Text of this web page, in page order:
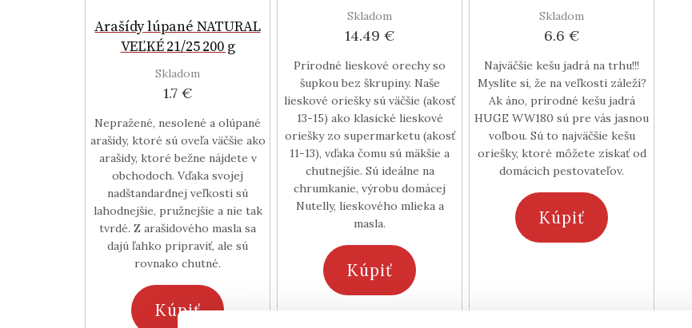
Arašídy lúpané NATURAL
VEĽKÉ 21/25 200 g
Skladom
1.7 €
Nepražené, nesolené a olúpané
arašidy, ktoré sú oveľa väčšie ako
arašidy, ktoré bežne nájdete v
obchodoch. Vďaka svojej
nadštandardnej veľkosti sú
lahodnejšie, pružnejšie a nie tak
tvrdé. Z arašidového masla sa
dajú ľahko pripraviť, ale sú
rovnako chutné.
Kúpiť
Skladom
14.49 €
Prírodné lieskové orechy so
šupkou bez škrupiny. Naše
lieskové oriešky sú väčšie (akosť
13-15) ako klasické lieskové
oriešky zo supermarketu (akosť
11-13), vďaka čomu sú mäkšie a
chutnejšie. Sú ideálne na
chrumkanie, výrobu domácej
Nutelly, lieskového mlieka a
masla.
Kúpiť
Skladom
6.6 €
Najväčšie kešu jadrá na trhu!!!
Myslíte si, že na veľkosti záleží?
Ak áno, prírodné kešu jadrá
HUGE WW180 sú pre vás jasnou
voľbou. Sú to najväčšie kešu
oriešky, ktoré môžete získať od
domácich pestovateľov.
Kúpiť